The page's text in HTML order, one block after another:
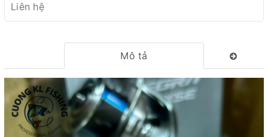
Liên hệ
Mô tả